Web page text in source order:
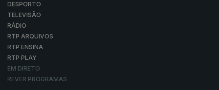
DESPORTO
TELEVISÃO
RÁDIO
RTP ARQUIVOS
RTP ENSINA
RTP PLAY
EM DIRETO
REVER PROGRAMAS